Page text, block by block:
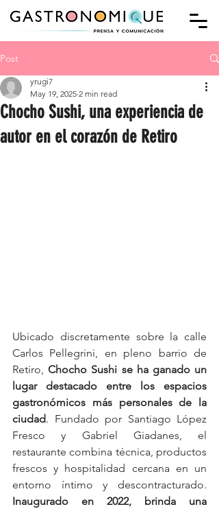
Post
Chocho Sushi, una experiencia de
autor en el corazón de Retiro
yrugi7
May 19, 2025 2 min read
Ubicado discretamente sobre la calle
Carlos Pellegrini, en pleno barrio de
Retiro, Chocho Sushi se ha ganado un
lugar destacado entre los espacios
gastronómicos más personales de la
ciudad. Fundado por Santiago López
Fresco y Gabriel Giadanes, el
restaurante combina técnica, productos
frescos y hospitalidad cercana en un
Inaugurado en 2022, brinda una